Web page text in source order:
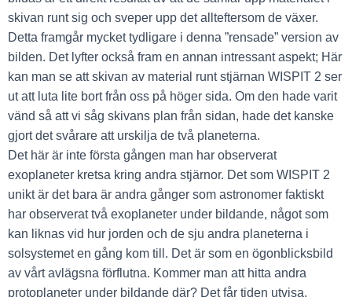
skivan runt sig och sveper upp det allteftersom de växer.
Detta framgår mycket tydligare i denna ”rensade” version av
bilden. Det lyfter också fram en annan intressant aspekt; Här
kan man se att skivan av material runt stjärnan WISPIT 2 ser
ut att luta lite bort från oss på höger sida. Om den hade varit
vänd så att vi såg skivans plan från sidan, hade det kanske
gjort det svårare att urskilja de två planeterna.
Det här är inte första gången man har observerat
exoplaneter kretsa kring andra stjärnor. Det som WISPIT 2
unikt är det bara är andra gånger som astronomer faktiskt
har observerat två exoplaneter under bildande, något som
kan liknas vid hur jorden och de sju andra planeterna i
solsystemet en gång kom till. Det är som en ögonblicksbild
av vårt avlägsna förflutna. Kommer man att hitta andra
protoplaneter under bildande där? Det får tiden utvisa.